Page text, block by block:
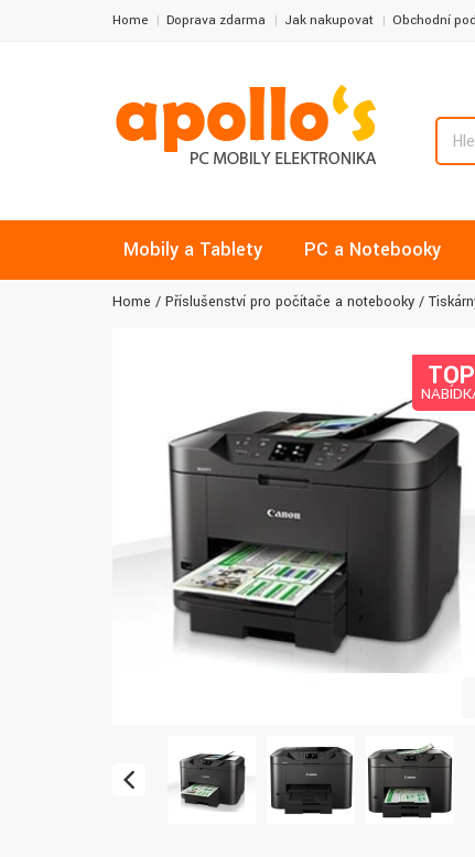
Home Doprava zdarma Jak nakupovat Obchodní
Mobily a Tablety PC a Notebooky
Home Příslušenství pro počítače a notebooky
TOP